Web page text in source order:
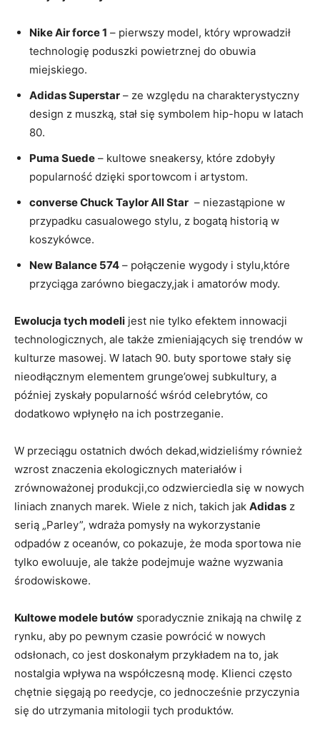
Nike Air ‌force 1 – pierwszy⁣ model, który‍ wprowadził
technologię poduszki powietrznej ​do obuwia
miejskiego.
Adidas Superstar – ze względu na⁢ charakterystyczny​
design‍ z muszką, stał się symbolem hip-hopu⁢ w ⁤latach
‍80.
Puma Suede – ⁣kultowe sneakersy, które zdobyły
⁢popularność dzięki sportowcom i artystom.
converse Chuck Taylor All ⁣Star ⁣ – niezastąpione ⁢w
przypadku casualowego⁢ stylu, z bogatą historią w
koszykówce.
New Balance 574 –⁣ połączenie⁤ wygody i stylu,które⁤
przyciąga⁣ zarówno biegaczy,jak i‌ amatorów mody.
Ewolucja tych modeli jest nie tylko efektem innowacji
technologicznych,‌ ale ​także zmieniających się⁢ trendów⁤ w
‍kulturze masowej.‌ W latach 90. buty sportowe stały⁤ się
⁢nieodłącznym elementem grunge’owej subkultury, a‌
później zyskały popularność wśród celebrytów, co‍
dodatkowo wpłynęło ⁤na​ ich‌ postrzeganie.
W przeciągu ostatnich dwóch dekad,widzieliśmy również
wzrost znaczenia ekologicznych materiałów ​i
‌zrównoważonej produkcji,co‌ odzwierciedla się w nowych
liniach znanych ​marek. Wiele⁤ z nich, takich ⁤jak​ Adidas z⁤
serią „Parley”,⁤ wdraża pomysły⁣ na ⁤wykorzystanie
odpadów‌ z oceanów, ‌co pokazuje, że moda‍ sportowa nie
tylko ⁤ewoluuje,⁢ ale także podejmuje ważne ‌wyzwania
‌środowiskowe.
Kultowe modele butów sporadycznie⁢ znikają na chwilę z​
rynku, aby po pewnym czasie powrócić⁣ w nowych​
odsłonach, co jest doskonałym przykładem na to,​ jak​
nostalgia wpływa ‍na​ współczesną modę. ⁣Klienci często
chętnie sięgają po reedycje, co jednocześnie przyczynia
się do utrzymania mitologii tych ‍produktów.